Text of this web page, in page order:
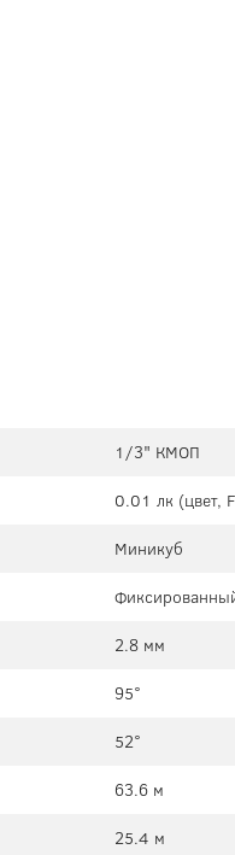
1/3" КМОП
0.01 лк (цвет,
Миникуб
2.8 мм
95°
52°
63.6 м
25.4 м